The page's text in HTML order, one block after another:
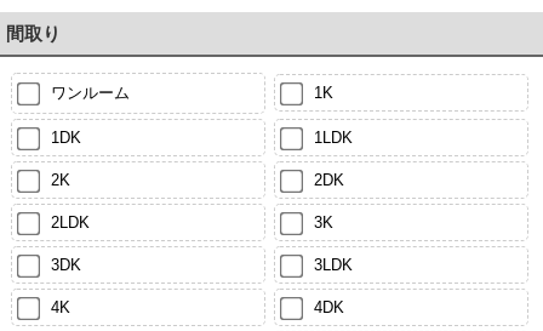
間取り
ワンルーム 1K
1DK 1LDK
2K 2DK
2LDK 3K
3DK 3LDK
4K 4DK